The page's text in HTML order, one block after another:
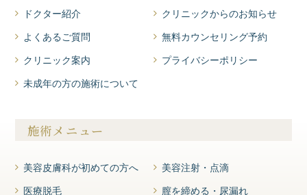
ドクター紹介
よくあるご質問
クリニック案内
未成年の方の施術について
クリニックからのお知らせ
無料カウンセリング予約
プライバシーポリシー
施術メニュー
美容皮膚科が初めての方へ
医療脱毛
美容注射・点滴
膣を締める・尿漏れ